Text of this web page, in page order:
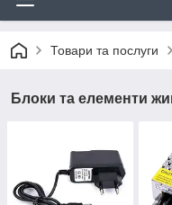
Товари та послуги
Блоки та елементи